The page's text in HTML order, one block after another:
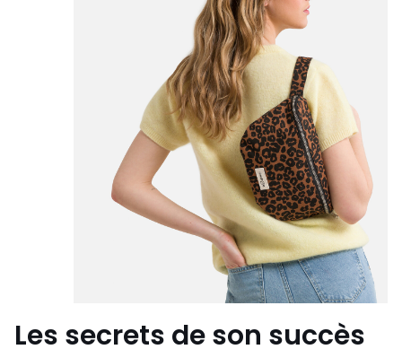
Les secrets de son succès